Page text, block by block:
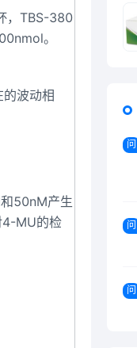
，TBS-380
。
波动相
50nM产生
4-MU的检
问
问
问